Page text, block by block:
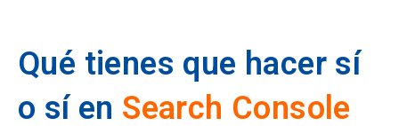
Qué tienes que hacer sí
o sí en Search Console